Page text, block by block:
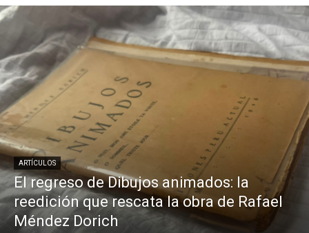
ARTÍCULOS
El regreso de Dibujos animados: la
reedición que rescata la obra de Rafael
Méndez Dorich